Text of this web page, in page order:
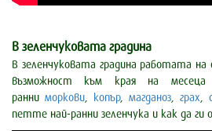
В зеленчуковата градина
В зеленчуковата градина работата
възможност към края на
ранни моркови, копър, магданоз, грах,
петте най-ранни зеленчука и как да